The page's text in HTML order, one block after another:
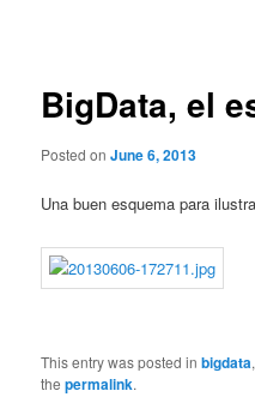
BigData, el
Posted onJune 6, 2013
Una buen esquema para
This entry was posted inbigdata
thepermalink.